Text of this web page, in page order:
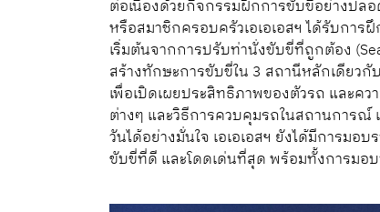
ต่อเนื่องด้วยกิจกรรมฝึกการขับขี่อย่างปลอ
หรือสมาชิกครอบครัวเอเอเอสฯ ได้รับการ
เริ่มต้นจากการปรับท่านั่งขับขี่ที่ถูกต้อง
สร้างทักษะการขับขี่ใน 3 สถานีหลักเดียวกั
เพื่อเปิดเผยประสิทธิภาพของตัวรถ และคว
ต่างๆ และวิธีการควบคุมรถในสถานการณ์
วันได้อย่างมั่นใจ เอเอเอสฯ ยังได้มีการมอ
ขับขี่ที่ดี และโดดเด่นที่สุด พร้อมทั้งการมอ